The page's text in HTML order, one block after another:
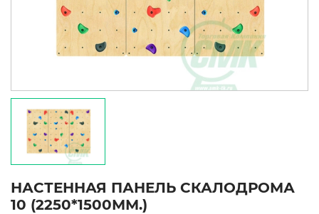
НАСТЕННАЯ ПАНЕЛЬ СКАЛОДРОМА
10 (2250*1500ММ.)